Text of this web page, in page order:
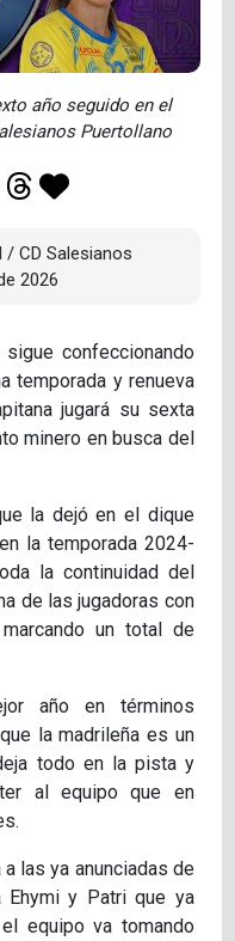
año seguido en el
Puertollano
/ CD Salesianos
2026
confeccionando
temporada y renueva
jugará su sexta
minero en busca del
la dejó en el dique
la temporada 2024-
la continuidad del
de las jugadoras con
un total de
año en términos
la madrileña es un
todo en la pista y
al equipo que en
las ya anunciadas de
Ehymi y Patri que ya
equipo va tomando